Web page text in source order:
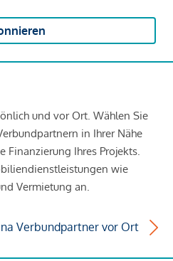
und vor Ort. Wählen Sie
in Ihrer Nähe
Ihres Projekts.
wie
Vermietung an.
Verbundpartner vor Ort